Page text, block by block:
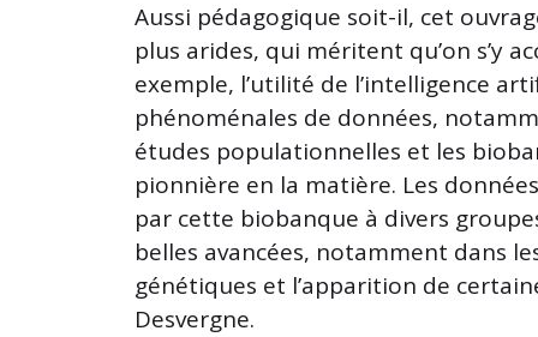
Aussi pédagogique soit-il, cet
plus arides, qui méritent qu’on s’y
exemple, l’utilité de l’intelligence
phénoménales de données,
études populationnelles et les
pionnière en la matière. Les
par cette biobanque à divers
belles avancées, notamment dans
génétiques et l’apparition de
Desvergne.